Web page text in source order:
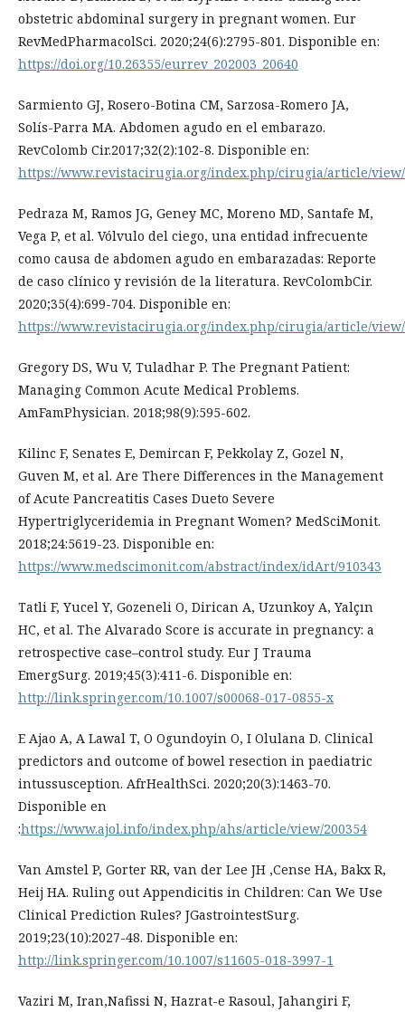
obstetric abdominal surgery in pregnant women. Eur
RevMedPharmacolSci. 2020;24(6):2795-801. Disponible en:
https://doi.org/10.26355/eurrev_202003_20640
Sarmiento GJ, Rosero-Botina CM, Sarzosa-Romero JA,
Solís-Parra MA. Abdomen agudo en el embarazo.
RevColomb Cir.2017;32(2):102-8. Disponible en:
https://www.revistacirugia.org/index.php/cirugia/article/
Pedraza M, Ramos JG, Geney MC, Moreno MD, Santafe M,
Vega P, et al. Vólvulo del ciego, una entidad infrecuente
como causa de abdomen agudo en embarazadas: Reporte
de caso clínico y revisión de la literatura. RevColombCir.
2020;35(4):699-704. Disponible en:
https://www.revistacirugia.org/index.php/cirugia/article/
Gregory DS, Wu V, Tuladhar P. The Pregnant Patient:
Managing Common Acute Medical Problems.
AmFamPhysician. 2018;98(9):595-602.
Kilinc F, Senates E, Demircan F, Pekkolay Z, Gozel N,
Guven M, et al. Are There Differences in the Management
of Acute Pancreatitis Cases Dueto Severe
Hypertriglyceridemia in Pregnant Women? MedSciMonit.
2018;24:5619-23. Disponible en:
https://www.medscimonit.com/abstract/index/idArt/910343
Tatli F, Yucel Y, Gozeneli O, Dirican A, Uzunkoy A, Yalçın
HC, et al. The Alvarado Score is accurate in pregnancy: a
retrospective case–control study. Eur J Trauma
EmergSurg. 2019;45(3):411-6. Disponible en:
http://link.springer.com/10.1007/s00068-017-0855-x
E Ajao A, A Lawal T, O Ogundoyin O, I Olulana D. Clinical
predictors and outcome of bowel resection in paediatric
intussusception. AfrHealthSci. 2020;20(3):1463-70.
Disponible en
:https://www.ajol.info/index.php/ahs/article/view/200354
Van Amstel P, Gorter RR, van der Lee JH ,Cense HA, Bakx R,
Heij HA. Ruling out Appendicitis in Children: Can We Use
Clinical Prediction Rules? JGastrointestSurg.
2019;23(10):2027-48. Disponible en:
http://link.springer.com/10.1007/s11605-018-3997-1
Vaziri M, Iran,Nafissi N, Hazrat-e Rasoul, Jahangiri F,